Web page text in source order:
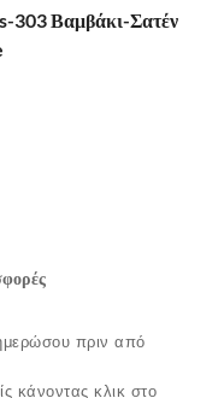
303 Βαμβάκι-Σατέν
πριν από
κάνοντας κλικ στο